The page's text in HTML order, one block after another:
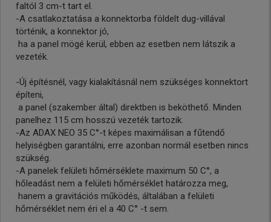
faltól 3 cm-t tart el.
-A csatlakoztatása a konnektorba földelt dug-villával
történik, a konnektor jó,
ha a panel mögé kerül, ebben az esetben nem látszik a
vezeték.
-Új építésnél, vagy kialakításnál nem szükséges konnektort
építeni,
a panel (szakember által) direktben is beköthető. Minden
panelhez 115 cm hosszú vezeték tartozik.
-Az ADAX NEO 35 C°-t képes maximálisan a fűtendő
helyiségben garantálni, erre azonban normál esetben nincs
szükség.
-A panelek felületi hőmérséklete maximum 50 C°, a
hőleadást nem a felületi hőmérséklet határozza meg,
hanem a gravitációs működés, általában a felületi
hőmérséklet nem éri el a 40 C° -t sem.